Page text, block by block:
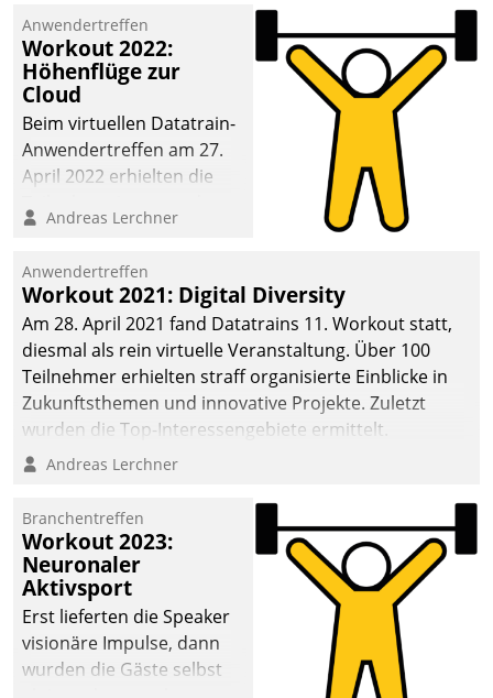
Mammutprojekte
meistern und Workloads
wuppen – bei zunehmend
anspruchsvollen
Aufgaben und
abnehmendem
Anwendertreffen
Workout 2022:
Höhenflüge zur
Cloud
Beim virtuellen Datatrain-
Anwendertreffen am 27.
April 2022 erhielten die
Teilnehmer kurzweilige
Cloud-Strategien und -
Lösungen mit hohem
Zukunftspotenzial.
Andreas Lerchner
Anwendertreffen
Workout 2021: Digital Diversity
Am 28. April 2021 fand Datatrains 11. Workout statt,
diesmal als rein virtuelle Veranstaltung. Über 100
Teilnehmer erhielten straff organisierte Einblicke in
Zukunftsthemen und innovative Projekte. Zuletzt
wurden die Top-Interessengebiete ermittelt.
Andreas Lerchner
Branchentreffen
Workout 2023:
Neuronaler
Aktivsport
Erst lieferten die Speaker
visionäre Impulse, dann
wurden die Gäste selbst